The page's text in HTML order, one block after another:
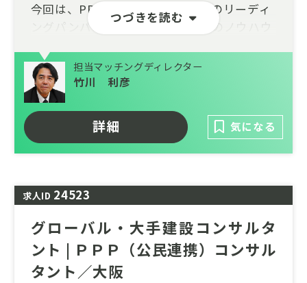
つづきを読む
今回は、PPP/PFIアドバイザリーのリーディ
ングパンパニーであり、民間企業のノウハウ
っている部門が、PPPコンサルタントの増員
を図ります。財政の制約や自治体職員の減少
などにより公共施設や公共サービスの維持が
困難になるなか、国が社会的課題を解決し成
長型経済を牽引する手段としてPPP（公民連
携）の取り組みは7ますます注目されていま
担当マッチングディレクター
竹川 利彦
詳細 気になる
求人ID 24523
グローバル・大手建設コンサルタ
ント | ＰＰＰ（公民連携）コンサル
タント／大阪